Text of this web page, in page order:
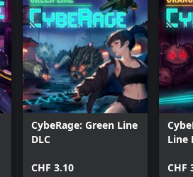
CybeRage: Green Line
DLC
CHF 3.10
Line
CHF